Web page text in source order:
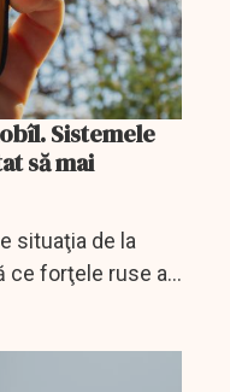
Sistemele
să mai
situaţia de la
ce forţele ruse au